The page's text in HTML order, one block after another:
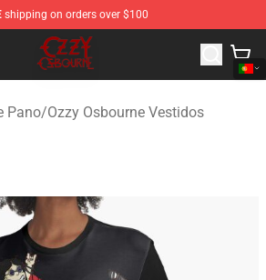
shipping on orders over $100
Store - Official Ozzy Osbourne
Pano/Ozzy Osbourne Vestidos